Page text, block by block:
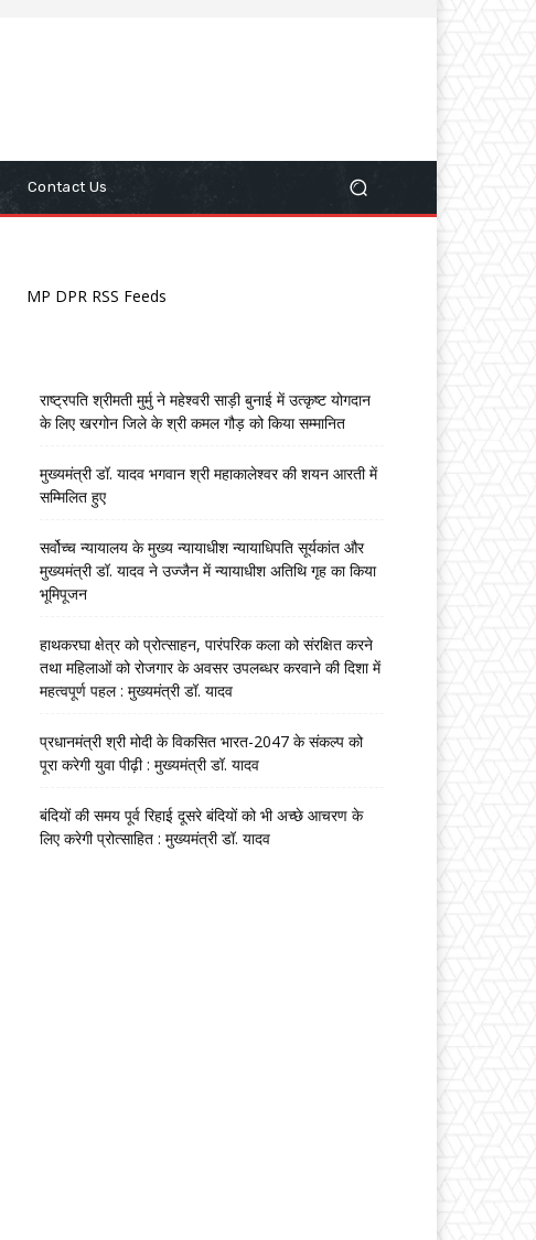
Contact Us
MP DPR RSS Feeds
राष्ट्रपति श्रीमती मुर्मु ने महेश्वरी साड़ी बुनाई में उत्कृष्ट योगदान
के लिए खरगोन जिले के श्री कमल गौड़ को किया सम्मानित
मुख्यमंत्री डॉ. यादव भगवान श्री महाकालेश्‍वर की शयन आरती में
सम्मिलित हुए
सर्वोच्च न्यायालय के मुख्‍य न्‍यायाधीश न्यायाधिपति सूर्यकांत और
मुख्यमंत्री डॉ. यादव ने उज्जैन में न्यायाधीश अतिथि गृह का किया
भूमिपूजन
हाथकरघा क्षेत्र को प्रोत्साहन, पारंपरिक कला को संरक्षित करने
तथा महिलाओं को रोजगार के अवसर उपलब्धर करवाने की दिशा में
महत्वपूर्ण पहल : मुख्यमंत्री डॉ. यादव
प्रधानमंत्री श्री मोदी के विकसित भारत-2047 के संकल्प को
पूरा करेगी युवा पीढ़ी : मुख्यमंत्री डॉ. यादव
बंदियों की समय पूर्व रिहाई दूसरे बंदियों को भी अच्छे आचरण के
लिए करेगी प्रोत्साहित : मुख्यमंत्री डॉ. यादव